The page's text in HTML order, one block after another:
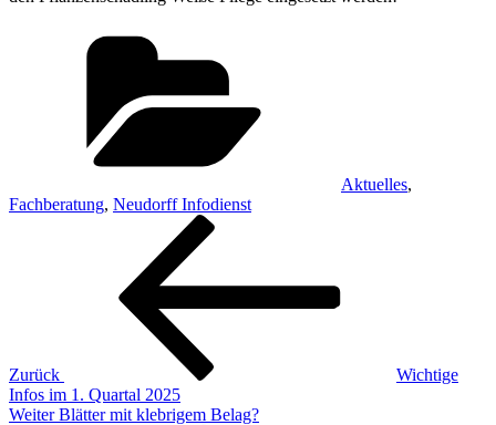
Aktuelles,
Fachberatung, Neudorff Infodienst
Beitragsnavigation
Zurück
Wichtige
Infos im 1. Quartal 2025
Nächster
Weiter Blätter mit klebrigem Belag?